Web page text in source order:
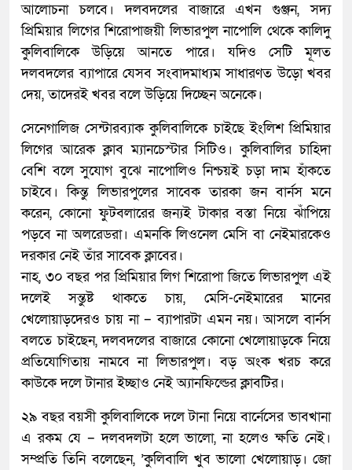
আলোচনা চলবে। দলবদলের বাজারে এখন গুঞ্জন, সদ্য
প্রিমিয়ার লিগের শিরোপাজয়ী লিভারপুল নাপোলি থেকে কালিদু
কুলিবালিকে উড়িয়ে আনতে পারে। যদিও সেটি মূলত
দলবদলের ব্যাপারে যেসব সংবাদমাধ্যম সাধারণত উড়ো খবর
দেয়, তাদেরই খবর বলে উড়িয়ে দিচ্ছেন অনেকে।
সেনেগালিজ সেন্টারব্যাক কুলিবালিকে চাইছে ইংলিশ প্রিমিয়ার
লিগের আরেক ক্লাব ম্যানচেস্টার সিটিও। কুলিবালির চাহিদা
বেশি বলে সুযোগ বুঝে নাপোলিও নিশ্চয়ই চড়া দাম হাঁকতে
চাইবে। কিন্তু লিভারপুলের সাবেক তারকা জন বার্নস মনে
করেন, কোনো ফুটবলারের জন্যই টাকার বস্তা নিয়ে ঝাঁপিয়ে
পড়বে না অলরেডরা। এমনকি লিওনেল মেসি বা নেইমারকেও
দরকার নেই তাঁর সাবেক ক্লাবের।
নাহ, ৩০ বছর পর প্রিমিয়ার লিগ শিরোপা জিতে লিভারপুল এই
দলেই সন্তুষ্ট থাকতে চায়, মেসি-নেইমারের মানের
খেলোয়াড়দেরও চায় না – ব্যাপারটা এমন নয়। আসলে বার্নস
বলতে চাইছেন, দলবদলের বাজারে কোনো খেলোয়াড়কে নিয়ে
প্রতিযোগিতায় নামবে না লিভারপুল। বড় অংক খরচ করে
কাউকে দলে টানার ইচ্ছাও নেই অ্যানফিল্ডের ক্লাবটির।
২৯ বছর বয়সী কুলিবালিকে দলে টানা নিয়ে বার্নেসের ভাবখানা
এ রকম যে – দলবদলটা হলে ভালো, না হলেও ক্ষতি নেই।
সম্প্রতি তিনি বলেছেন, ‌’কুলিবালি খুব ভালো খেলোয়াড়। জো